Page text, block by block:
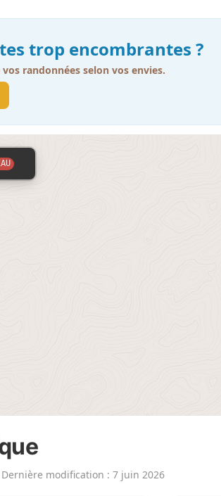
trop encombrantes ?
randonnées selon vos envies.
Dernière modification :7 juin 2026